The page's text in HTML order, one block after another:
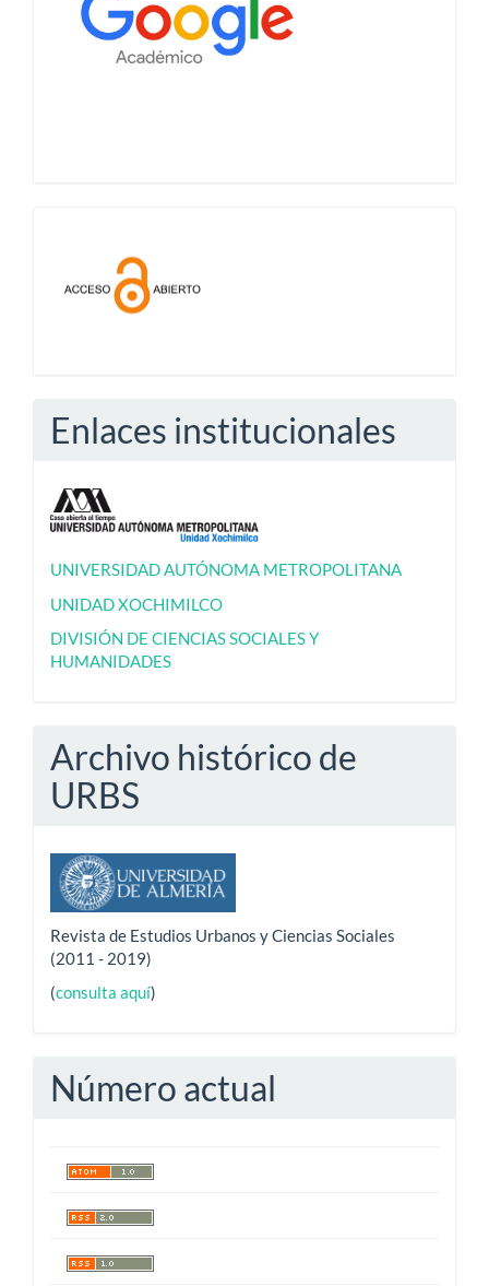
abierto
Enlaces institucionales
UNIVERSIDAD AUTÓNOMA METROPOLITANA
UNIDAD XOCHIMILCO
DIVISIÓN DE CIENCIAS SOCIALES Y
HUMANIDADES
Archivo histórico de
URBS
Revista de Estudios Urbanos y Ciencias Sociales
(2011 - 2019)
(consulta aquí)
Número actual